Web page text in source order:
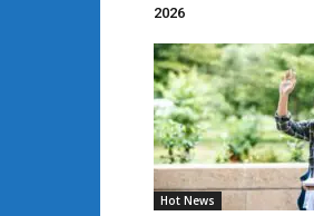
2026
Hot News